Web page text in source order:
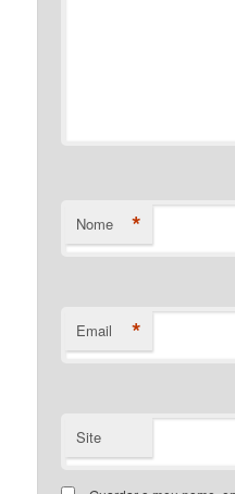
Nome *
Email *
Site